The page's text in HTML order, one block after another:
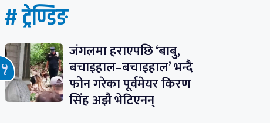
# ट्रेण्डिङ
जंगलमा हराएपछि ‘बाबु,
बचाइहाल–बचाइहाल’ भन्दै
फोन गरेका पूर्वमेयर किरण
सिंह अझै भेटिएनन्